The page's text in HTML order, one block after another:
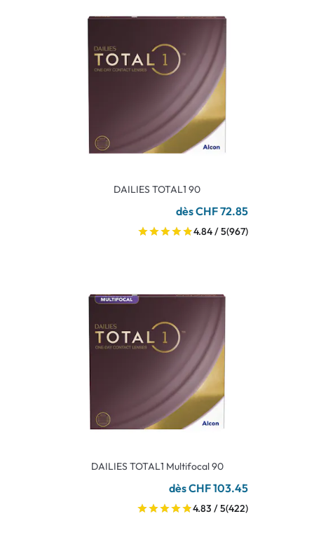
DAILIES TOTAL1 90
dès CHF 72.85
4.84 / 5(967)
DAILIES TOTAL1 Multifocal 90
dès CHF 103.45
4.83 / 5(422)